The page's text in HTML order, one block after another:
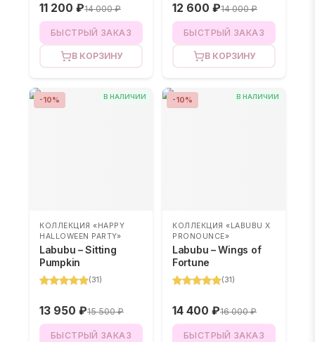
11 200 ₽14 000 ₽
БЫСТРЫЙ ЗАКАЗ
В КОРЗИНУ
12 600 ₽14 000 ₽
БЫСТРЫЙ ЗАКАЗ
В КОРЗИНУ
В НАЛИЧИИ
-10%
КОЛЛЕКЦИЯ «HAPPY
HALLOWEEN PARTY»
Labubu – Sitting
Pumpkin
(31 )
13 950 ₽15 500 ₽
БЫСТРЫЙ ЗАКАЗ
В НАЛИЧИИ
-10%
КОЛЛЕКЦИЯ «LABUBU X
PRONOUNCE»
Labubu – Wings of
Fortune
(31 )
14 400 ₽16 000 ₽
БЫСТРЫЙ ЗАКАЗ